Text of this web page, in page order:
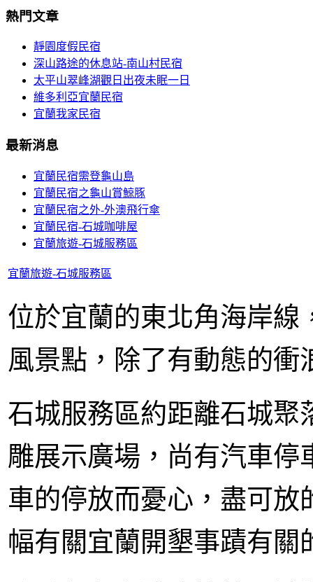
熱門文章
靜園度假民宿
深山路途的休息站-南山村民宿
太平山翠峰湖觀日出夜未眠一日
維多利亞宜蘭民宿
宜蘭我家民宿
最新消息
宜蘭民宿需登龜山島
宜蘭民宿之龜山賞鯨豚
宜蘭民宿之外-外澳飛行傘
宜蘭民宿-石城咖啡屋
宜蘭旅遊-石城服務區
宜蘭旅遊-石城服務區
位於宜蘭的東北角海岸線
風景點，除了有動態的
石城服務區約距離石城聚
雕展示廣場，尚有汽車停
車的停放而憂心，盡可放
幅有關宜蘭開墾事蹟有關